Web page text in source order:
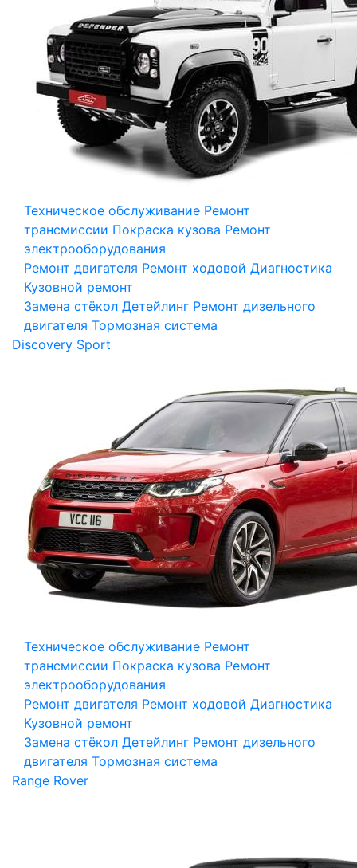
Техническое обслуживание Ремонт
трансмиссии Покраска кузова Ремонт
электрооборудования
Ремонт двигателя Ремонт ходовой Диагностика
Кузовной ремонт
Замена стёкол Детейлинг Ремонт дизельного
двигателя Тормозная система
Discovery Sport
Техническое обслуживание Ремонт
трансмиссии Покраска кузова Ремонт
электрооборудования
Ремонт двигателя Ремонт ходовой Диагностика
Кузовной ремонт
Замена стёкол Детейлинг Ремонт дизельного
двигателя Тормозная система
Range Rover